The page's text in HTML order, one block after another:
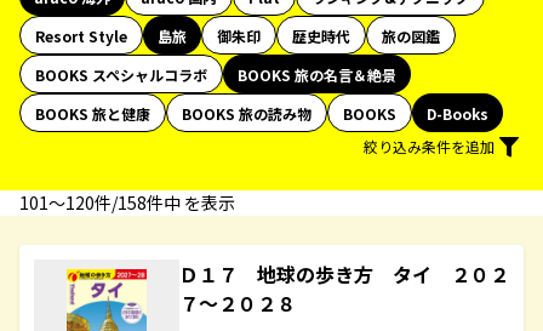
Resort Style
島旅 御朱印 歴史時代
旅の図鑑
BOOKS スペシャルコラボ
BOOKS 旅の名言＆絶景
BOOKS 旅と健康
BOOKS 旅の読み物 BOOKS
D-Books
絞り込み条件を追加
101〜120件/158件中 を表示
Ｄ１７ 地球の歩き方 タイ ２０２
７～２０２８